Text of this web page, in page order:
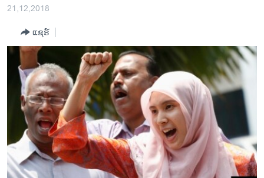
ຫາ
ຂ່າວ​ຈີນ
ໂລກ
ເອເຊຍ
ອິດສະຫຼະພາບດ້ານການຂ່າວ
ຊີວິດຊາວລາວ
ຊຸມຊົນຊາວລາວ
ວິທະຍາສາດ-ເທັກໂນໂລຈີ
ທຸລະກິດ
21,12,2018
ແຊຣ໌